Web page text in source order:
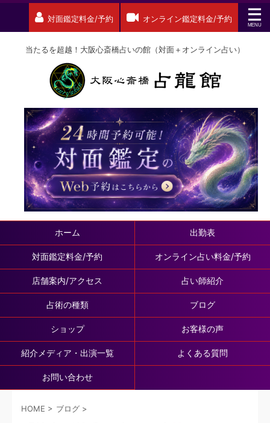
対面鑑定料金/予約 オンライン鑑定料金/予約
当たるを超越！大阪心斎橋占いの館（対面＋オンライン占い）
ホーム 出勤表
対面鑑定料金/予約 オンライン占い料金/予約
店舗案内/アクセス 占い師紹介
占術の種類 ブログ
ショップ お客様の声
紹介メディア・出演一覧 よくある質問
お問い合わせ
HOME > ブログ >